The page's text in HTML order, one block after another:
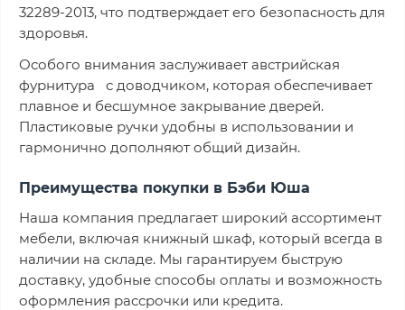
32289-2013, что подтверждает его безопасность для
здоровья.
Особого внимания заслуживает австрийская
фурнитура с доводчиком, которая обеспечивает
плавное и бесшумное закрывание дверей.
Пластиковые ручки удобны в использовании и
гармонично дополняют общий дизайн.
Преимущества покупки в Бэби Юша
Наша компания предлагает широкий ассортимент
мебели, включая книжный шкаф, который всегда в
наличии на складе. Мы гарантируем быструю
доставку, удобные способы оплаты и возможность
оформления рассрочки или кредита.